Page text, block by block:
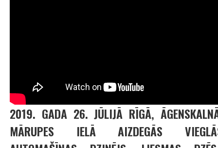
2019. GADA 26. JŪLIJĀ RĪGĀ,
MĀRUPES IELĀ AIZDEGĀS